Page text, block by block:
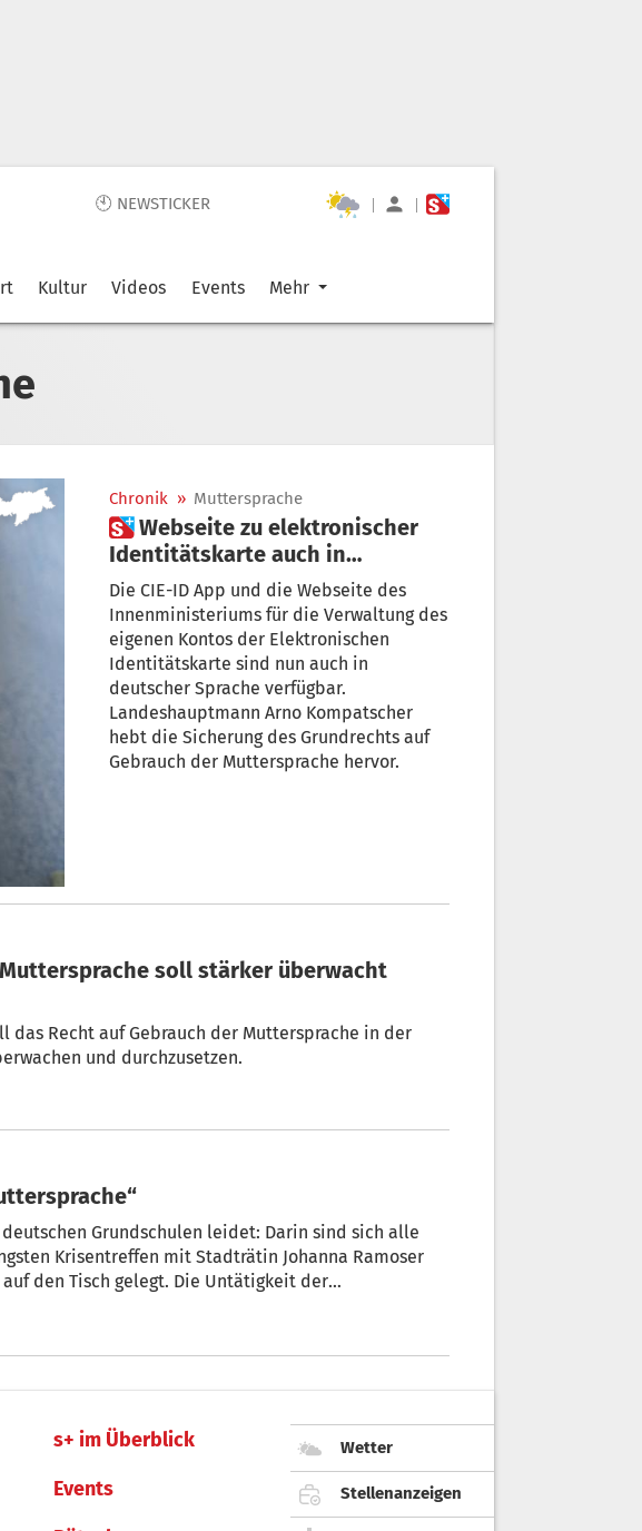
🕙 NEWSTICKER | |
Kultur Videos Events Mehr
Chronik » Muttersprache
 Webseite zu elektronischer
Identitätskarte auch in
deutscher Sprache
Die CIE-ID App und die Webseite des
Innenministeriums für die Verwaltung des
eigenen Kontos der Elektronischen
Identitätskarte sind nun auch in
deutscher Sprache verfügbar.
Landeshauptmann Arno Kompatscher
hebt die Sicherung des Grundrechts auf
Gebrauch der Muttersprache hervor.
das Recht auf Gebrauch der Muttersprache in der
und durchzusetzen.
Grundschulen leidet: Darin sind sich alle
Krisentreffen mit Stadträtin Johanna Ramoser
den Tisch gelegt. Die Untätigkeit der
s+ im Überblick
Events
Wetter
Stellenanzeigen